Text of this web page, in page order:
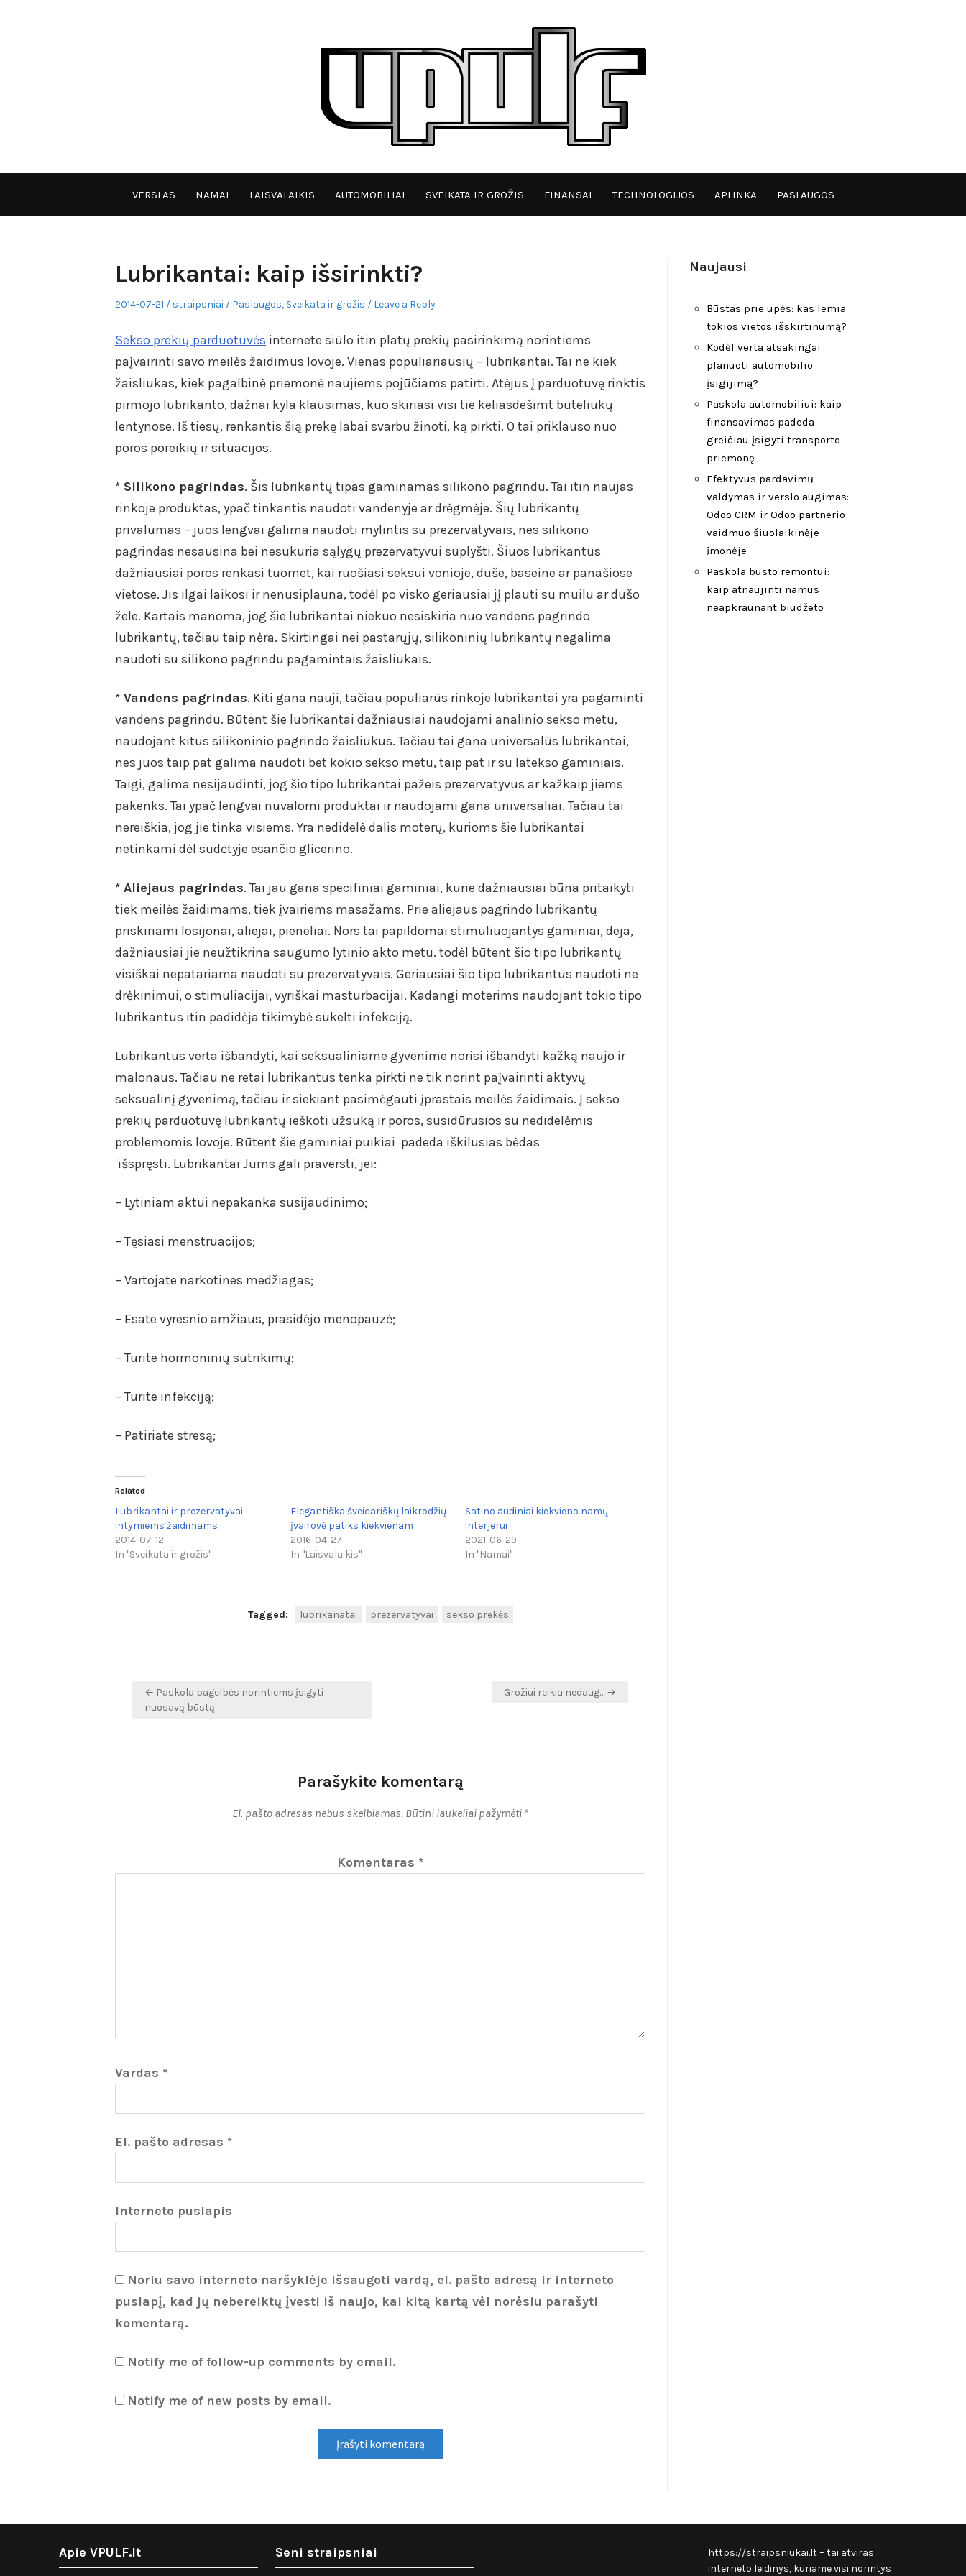
VPULF
VERSLAS NAMAI LAISVALAIKIS AUTOMOBILIAI SVEIKATA IR GROŽIS FINANSAI TECHNOLOGIJOS APLINKA PASLAUGOS
Lubrikantai: kaip išsirinkti?
Posted
2014-07-21 Author
straipsniai
Posted
Paslaugos, Sveikata ir grožis Leave a Reply
Sekso prekių parduotuvės internete siūlo itin platų prekių pasirinkimą norintiems
paįvairinti savo meilės žaidimus lovoje. Vienas populiariausių – lubrikantai. Tai ne kiek
žaisliukas, kiek pagalbinė priemonė naujiems pojūčiams patirti. Atėjus į parduotuvę rinktis
pirmojo lubrikanto, dažnai kyla klausimas, kuo skiriasi visi tie keliasdešimt buteliukų
lentynose. Iš tiesų, renkantis šią prekę labai svarbu žinoti, ką pirkti. O tai priklauso nuo
poros poreikių ir situacijos.
* Silikono pagrindas. Šis lubrikantų tipas gaminamas silikono pagrindu. Tai itin naujas
rinkoje produktas, ypač tinkantis naudoti vandenyje ar drėgmėje. Šių lubrikantų
privalumas – juos lengvai galima naudoti mylintis su prezervatyvais, nes silikono
pagrindas nesausina bei nesukuria sąlygų prezervatyvui suplyšti. Šiuos lubrikantus
dažniausiai poros renkasi tuomet, kai ruošiasi seksui vonioje, duše, baseine ar panašiose
vietose. Jis ilgai laikosi ir nenusiplauna, todėl po visko geriausiai jį plauti su muilu ar dušo
žele. Kartais manoma, jog šie lubrikantai niekuo nesiskiria nuo vandens pagrindo
lubrikantų, tačiau taip nėra. Skirtingai nei pastarųjų, silikoninių lubrikantų negalima
naudoti su silikono pagrindu pagamintais žaisliukais.
* Vandens pagrindas. Kiti gana nauji, tačiau populiarūs rinkoje lubrikantai yra pagaminti
vandens pagrindu. Būtent šie lubrikantai dažniausiai naudojami analinio sekso metu,
naudojant kitus silikoninio pagrindo žaisliukus. Tačiau tai gana universalūs lubrikantai,
nes juos taip pat galima naudoti bet kokio sekso metu, taip pat ir su latekso gaminiais.
Taigi, galima nesijaudinti, jog šio tipo lubrikantai pažeis prezervatyvus ar kažkaip jiems
pakenks. Tai ypač lengvai nuvalomi produktai ir naudojami gana universaliai. Tačiau tai
nereiškia, jog jie tinka visiems. Yra nedidelė dalis moterų, kurioms šie lubrikantai
netinkami dėl sudėtyje esančio glicerino.
* Aliejaus pagrindas. Tai jau gana specifiniai gaminiai, kurie dažniausiai būna pritaikyti
tiek meilės žaidimams, tiek įvairiems masažams. Prie aliejaus pagrindo lubrikantų
priskiriami losijonai, aliejai, pieneliai. Nors tai papildomai stimuliuojantys gaminiai, deja,
dažniausiai jie neužtikrina saugumo lytinio akto metu. todėl būtent šio tipo lubrikantų
visiškai nepatariama naudoti su prezervatyvais. Geriausiai šio tipo lubrikantus naudoti ne
drėkinimui, o stimuliacijai, vyriškai masturbacijai. Kadangi moterims naudojant tokio tipo
lubrikantus itin padidėja tikimybė sukelti infekciją.
Lubrikantus verta išbandyti, kai seksualiniame gyvenime norisi išbandyti kažką naujo ir
malonaus. Tačiau ne retai lubrikantus tenka pirkti ne tik norint paįvairinti aktyvų
seksualinį gyvenimą, tačiau ir siekiant pasimėgauti įprastais meilės žaidimais. Į sekso
prekių parduotuvę lubrikantų ieškoti užsuką ir poros, susidūrusios su nedidelėmis
problemomis lovoje. Būtent šie gaminiai puikiai padeda iškilusias bėdas
išspręsti. Lubrikantai Jums gali praversti, jei:
– Lytiniam aktui nepakanka susijaudinimo;
– Tęsiasi menstruacijos;
– Vartojate narkotines medžiagas;
– Esate vyresnio amžiaus, prasidėjo menopauzė;
– Turite hormoninių sutrikimų;
– Turite infekciją;
– Patiriate stresą;
Related
Lubrikantai ir prezervatyvai
intymiems žaidimams
2014-07-12
In "Sveikata ir grožis"
Elegantiška šveicariškų laikrodžių
įvairovė patiks kiekvienam
2016-04-27
In "Laisvalaikis"
Satino audiniai kiekvieno namų
interjerui
2021-06-29
In "Namai"
Tagged: lubrikanatai prezervatyvai sekso prekės
Navigacija
tarp
← Paskola pagelbės norintiems įsigyti
nuosavą būstą
Grožiui reikia nedaug… →
Parašykite komentarą
El. pašto adresas nebus skelbiamas. Būtini laukeliai pažymėti *
Komentaras *
Vardas *
El. pašto adresas *
Interneto puslapis
Noriu savo interneto naršyklėje išsaugoti vardą, el. pašto adresą ir interneto
puslapį, kad jų nebereiktų įvesti iš naujo, kai kitą kartą vėl norėsiu parašyti
komentarą.
Notify me of follow-up comments by email.
Notify me of new posts by email.
Naujausi
Būstas prie upės: kas lemia
tokios vietos išskirtinumą?
Kodėl verta atsakingai
planuoti automobilio
įsigijimą?
Paskola automobiliui: kaip
finansavimas padeda
greičiau įsigyti transporto
priemonę
Efektyvus pardavimų
valdymas ir verslo augimas:
Odoo CRM ir Odoo partnerio
vaidmuo šiuolaikinėje
įmonėje
Paskola būsto remontui:
kaip atnaujinti namus
neapkraunant biudžeto
Apie VPULF.lt Seni straipsniai https://straipsniukai.lt– tai atviras
interneto leidinys, kuriame visi norintys